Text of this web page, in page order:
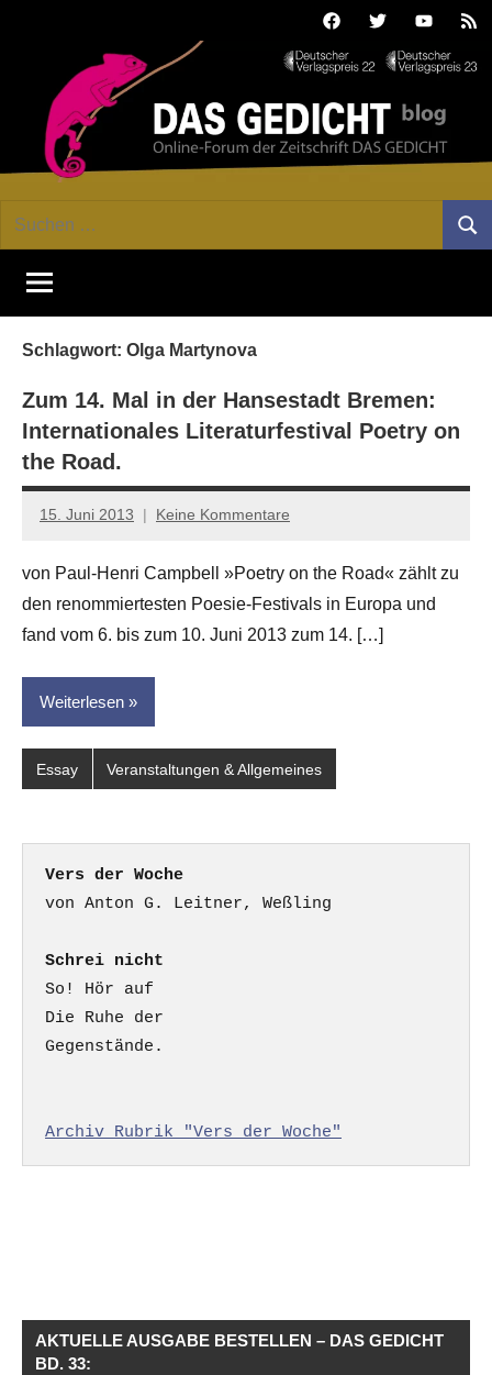
FacebookTwitterYoutube
GEDICHT
blog
Forum
von
DAS
Essay
Kritik
Suchen
Schlagwort: Olga Martynova
Zum 14. Mal in der Hansestadt Bremen:
Internationales Literaturfestival Poetry on
the Road.
15. Juni 2013
Anton
Leitner
Keine Kommentare
von Paul-Henri Campbell »Poetry on the Road« zählt zu
den renommiertesten Poesie-Festivals in Europa und
fand vom 6. bis zum 10. Juni 2013 zum 14. […]
Weiterlesen
Essay Veranstaltungen & Allgemeines
Vers der Woche
Schrei nicht
So! Hör auf
Die Ruhe der
Gegenstände.
Archiv Rubrik "Vers der Woche"
AKTUELLE AUSGABE BESTELLEN – DAS GEDICHT
BD. 33: